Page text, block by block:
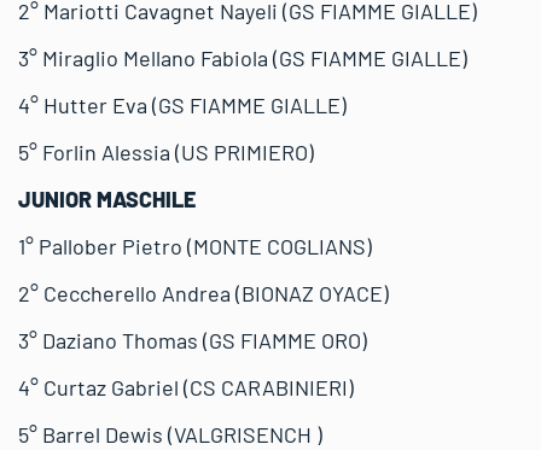
2° Mariotti Cavagnet Nayeli (GS FIAMME GIALLE)
3° Miraglio Mellano Fabiola (GS FIAMME GIALLE)
4° Hutter Eva (GS FIAMME GIALLE)
5° Forlin Alessia (US PRIMIERO)
JUNIOR MASCHILE
1° Pallober Pietro (MONTE COGLIANS)
2° Ceccherello Andrea (BIONAZ OYACE)
3° Daziano Thomas (GS FIAMME ORO)
4° Curtaz Gabriel (CS CARABINIERI)
5° Barrel Dewis (VALGRISENCH )